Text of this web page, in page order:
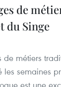
de
du Singe
de métiers
les semaines